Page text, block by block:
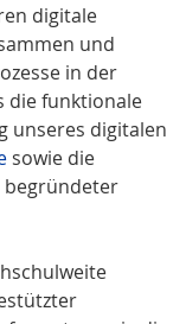
digitale
und
in der
die funktionale
unseres digitalen
sowie die
begründeter